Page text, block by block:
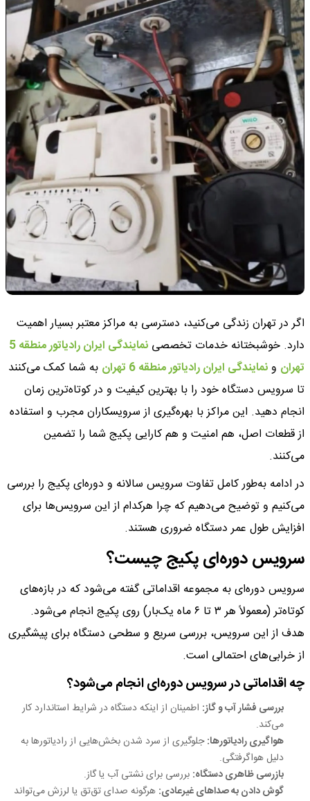
اگر در تهران زندگی می‌کنید، دسترسی به مراکز معتبر بسیار اهمیت
دارد. خوشبختانه خدمات تخصصی
نمایندگی ایران رادیاتور منطقه 5
تهران ونمایندگی ایران رادیاتور منطقه 6 تهران
به شما کمک می‌کنند
تا سرویس دستگاه خود را با بهترین کیفیت و در کوتاه‌ترین زمان
انجام دهید. این مراکز با بهره‌گیری از سرویسکاران مجرب و استفاده
از قطعات اصل، هم امنیت و هم کارایی پکیج شما را تضمین
می‌کنند.
در ادامه به‌طور کامل تفاوت سرویس سالانه و دوره‌ای پکیج را بررسی
می‌کنیم و توضیح می‌دهیم که چرا هرکدام از این سرویس‌ها برای
افزایش طول عمر دستگاه ضروری هستند.
سرویس دوره‌ای پکیج چیست؟
سرویس دوره‌ای به مجموعه اقداماتی گفته می‌شود که در بازه‌های
کوتاه‌تر (معمولاً هر ۳ تا ۶ ماه یک‌بار) روی پکیج انجام می‌شود.
هدف از این سرویس، بررسی سریع و سطحی دستگاه برای پیشگیری
از خرابی‌های احتمالی است.
چه اقداماتی در سرویس دوره‌ای انجام می‌شود؟
بررسی فشار آب و گاز: اطمینان از اینکه دستگاه در شرایط استاندارد کار
می‌کند.
هواگیری رادیاتورها:جلوگیری از سرد شدن بخش‌هایی از رادیاتورها به
دلیل هواگرفتگی.
بازرسی ظاهری دستگاه: بررسی برای نشتی آب یا گاز.
گوش دادن به صداهای غیرعادی: هرگونه صدای تق‌تق یا لرزش می‌تواند